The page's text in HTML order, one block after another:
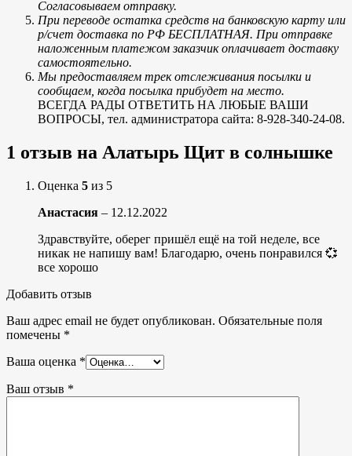
Согласовываем отправку.
При переводе остатка средств на банковскую карту или
р/счет доставка по РФ БЕСПЛАТНАЯ. При отправке
наложенным платежом заказчик оплачивает доставку
самостоятельно.
Мы предоставляем трек отслеживания посылки и
сообщаем, когда посылка прибудет на место.
ВСЕГДА РАДЫ ОТВЕТИТЬ НА ЛЮБЫЕ ВАШИ
ВОПРОСЫ, тел. администратора сайта: 8-928-340-24-08.
1 отзыв на Алатырь Щит в солнышке
Оценка 5 из 5
Анастасия – 12.12.2022
Здравствуйте, оберег пришёл ещё на той неделе, все
никак не напишу вам! Благодарю, очень понравился 💞
все хорошо
Добавить отзыв
Ваш адрес email не будет опубликован. Обязательные поля
помечены *
Ваша оценка *
Ваш отзыв *